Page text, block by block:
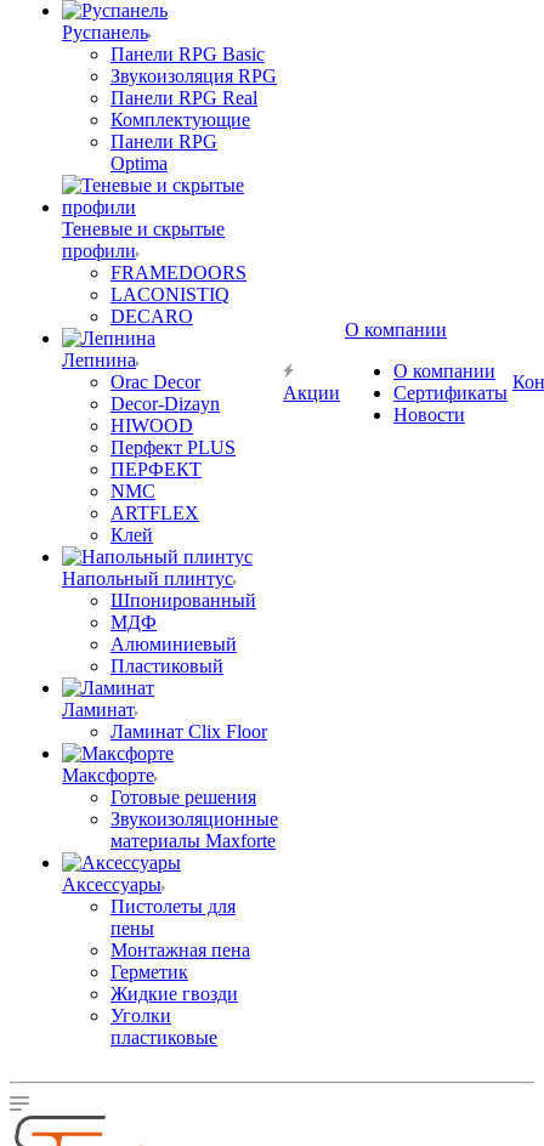
Руспанель
Панели RPG Basic
Звукоизоляция RPG
Панели RPG Real
Комплектующие
Панели RPG
Optima
Теневые и скрытые
профили
FRAMEDOORS
LACONISTIQ
DECARO
Лепнина
Orac Decor
Decor-Dizayn
HIWOOD
Перфект PLUS
ПЕРФЕКТ
NMC
ARTFLEX
Клей
Напольный плинтус
Шпонированный
МДФ
Алюминиевый
Пластиковый
Ламинат
Ламинат Clix Floor
Максфорте
Готовые решения
Звукоизоляционные
материалы Maxforte
Аксессуары
Пистолеты для
пены
Монтажная пена
Герметик
Жидкие гвозди
Уголки
пластиковые
Акции
О компании
О компании
Сертификаты
Новости